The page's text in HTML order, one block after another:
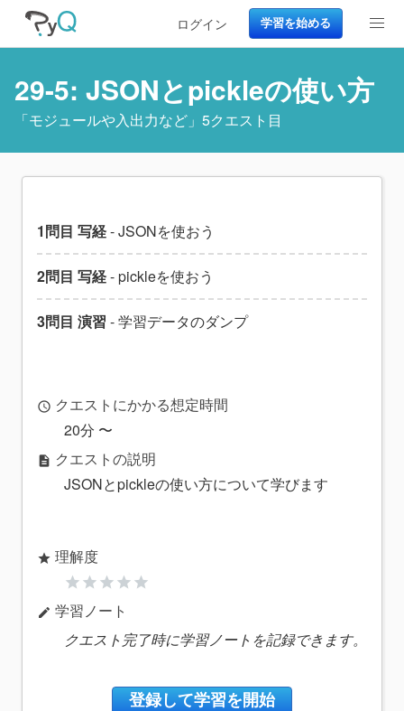
ログイン 学習を始める
29-5: JSONとpickleの使い方
「モジュールや入出力など 」5クエスト目
1問目 写経- JSONを使おう
2問目 写経- pickleを使おう
3問目 演習 - 学習データのダンプ
access_time クエストにかかる想定時間
20分 〜
description クエストの説明
JSONとpickleの使い方について学びます
star 理解度
star star star star star
edit 学習ノート
クエスト完了時に学習ノートを記録できます。
登録して学習を開始